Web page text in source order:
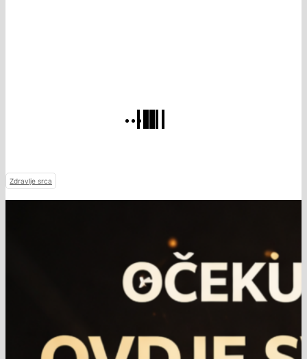
Zdravlje srca